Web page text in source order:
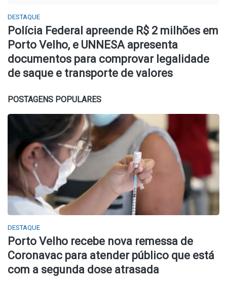
DESTAQUE
Polícia Federal apreende R$ 2 milhões em
Porto Velho, e UNNESA apresenta
documentos para comprovar legalidade
de saque e transporte de valores
POSTAGENS POPULARES
DESTAQUE
Porto Velho recebe nova remessa de
Coronavac para atender público que está
com a segunda dose atrasada